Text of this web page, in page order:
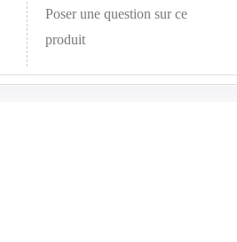
Poser une question sur ce
produit